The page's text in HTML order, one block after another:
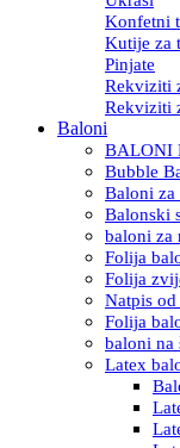
Konfetni
Kutije za
Pinjate
Rekviziti
Rekviziti
Baloni
BALONI
Bubble
Baloni za
Balonski
baloni za
Folija
Folija
Natpis od
Folija
baloni na
Latex